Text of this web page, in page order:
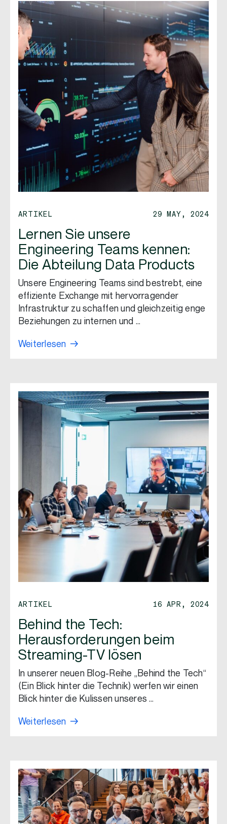
ARTIKEL 29 MAY, 2024
Lernen Sie unsere
Engineering Teams kennen:
Die Abteilung Data Products
Unsere Engineering Teams sind bestrebt, eine
effiziente Exchange mit hervorragender
Infrastruktur zu schaffen und gleichzeitig enge
Beziehungen zu internen und …
Weiterlesen
ARTIKEL 16 APR, 2024
Behind the Tech:
Herausforderungen beim
Streaming-TV lösen
In unserer neuen Blog-Reihe „Behind the Tech“
(Ein Blick hinter die Technik) werfen wir einen
Blick hinter die Kulissen unseres …
Weiterlesen